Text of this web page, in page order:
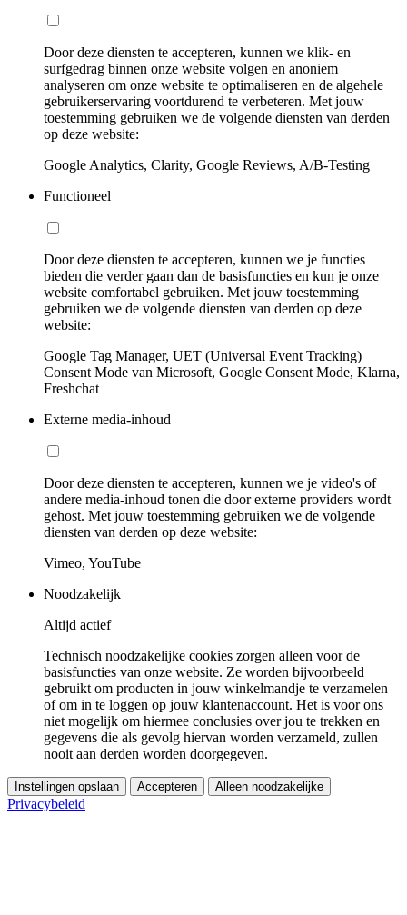
Door deze diensten te accepteren, kunnen we klik- en
surfgedrag binnen onze website volgen en anoniem
analyseren om onze website te optimaliseren en de algehele
gebruikerservaring voortdurend te verbeteren. Met jouw
toestemming gebruiken we de volgende diensten van derden
op deze website:
Google Analytics, Clarity, Google Reviews, A/B-Testing
Functioneel
Door deze diensten te accepteren, kunnen we je functies
bieden die verder gaan dan de basisfuncties en kun je onze
website comfortabel gebruiken. Met jouw toestemming
gebruiken we de volgende diensten van derden op deze
website:
Google Tag Manager, UET (Universal Event Tracking)
Consent Mode van Microsoft, Google Consent Mode, Klarna,
Freshchat
Externe media-inhoud
Door deze diensten te accepteren, kunnen we je video's of
andere media-inhoud tonen die door externe providers wordt
gehost. Met jouw toestemming gebruiken we de volgende
diensten van derden op deze website:
Vimeo, YouTube
Noodzakelijk
Altijd actief
Technisch noodzakelijke cookies zorgen alleen voor de
basisfuncties van onze website. Ze worden bijvoorbeeld
gebruikt om producten in jouw winkelmandje te verzamelen
of om in te loggen op jouw klantenaccount. Het is voor ons
niet mogelijk om hiermee conclusies over jou te trekken en
gegevens die als gevolg hiervan worden verzameld, zullen
nooit aan derden worden doorgegeven.
Instellingen opslaan Accepteren Alleen noodzakelijke
Privacybeleid